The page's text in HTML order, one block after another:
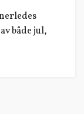
både jul,